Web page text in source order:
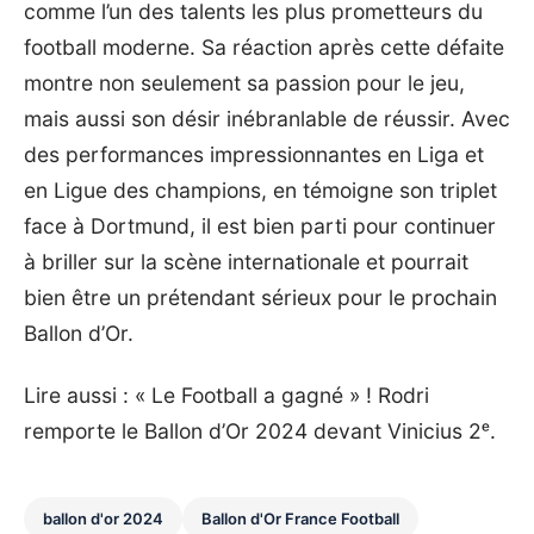
comme l’un des talents les plus prometteurs du
football moderne. Sa réaction après cette défaite
montre non seulement sa passion pour le jeu,
mais aussi son désir inébranlable de réussir. Avec
des performances impressionnantes en Liga et
en Ligue des champions, en témoigne son triplet
face à Dortmund, il est bien parti pour continuer
à briller sur la scène internationale et pourrait
bien être un prétendant sérieux pour le prochain
Ballon d’Or.
Lire aussi : « Le Football a gagné » ! Rodri
remporte le Ballon d’Or 2024 devant Vinicius 2ᵉ.
ballon d'or 2024 Ballon d'Or France Football